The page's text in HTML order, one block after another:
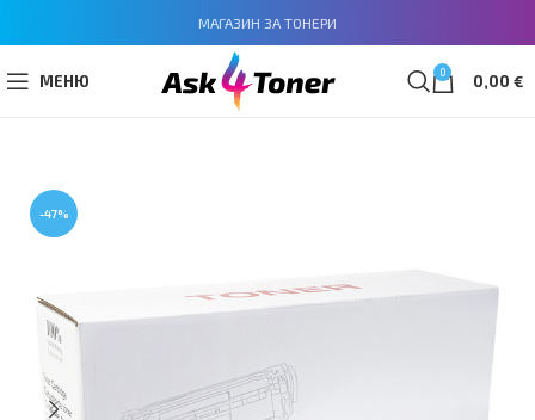
МАГАЗИН ЗА ТОНЕРИ
МЕНЮ 0 0,00 €
-47%